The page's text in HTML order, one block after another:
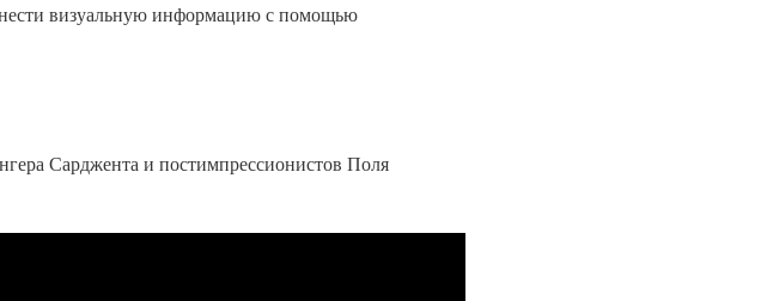
визуальную информацию с помощью
Сарджента и постимпрессионистов Поля